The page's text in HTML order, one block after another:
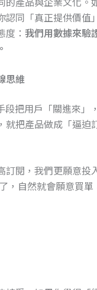
認同「真正提供價
： 我們用數據來驗
思維
把用戶「關進來
把產品做成「逼迫
閱，我們更願意投
，自然就會願意買